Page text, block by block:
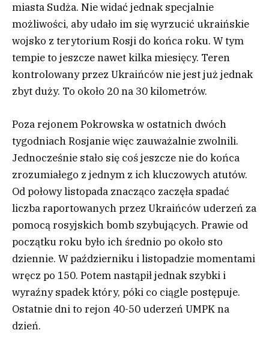
miasta Sudża. Nie widać jednak specjalnie
możliwości, aby udało im się wyrzucić ukraińskie
wojsko z terytorium Rosji do końca roku. W tym
tempie to jeszcze nawet kilka miesięcy. Teren
kontrolowany przez Ukraińców nie jest już jednak
zbyt duży. To około 20 na 30 kilometrów.
Poza rejonem Pokrowska w ostatnich dwóch
tygodniach Rosjanie więc zauważalnie zwolnili.
Jednocześnie stało się coś jeszcze nie do końca
zrozumiałego z jednym z ich kluczowych atutów.
Od połowy listopada znacząco zaczęła spadać
liczba raportowanych przez Ukraińców uderzeń za
pomocą rosyjskich bomb szybujących. Prawie od
początku roku było ich średnio po około sto
dziennie. W październiku i listopadzie momentami
wręcz po 150. Potem nastąpił jednak szybki i
wyraźny spadek który, póki co ciągle postępuje.
Ostatnie dni to rejon 40-50 uderzeń UMPK na
dzień.